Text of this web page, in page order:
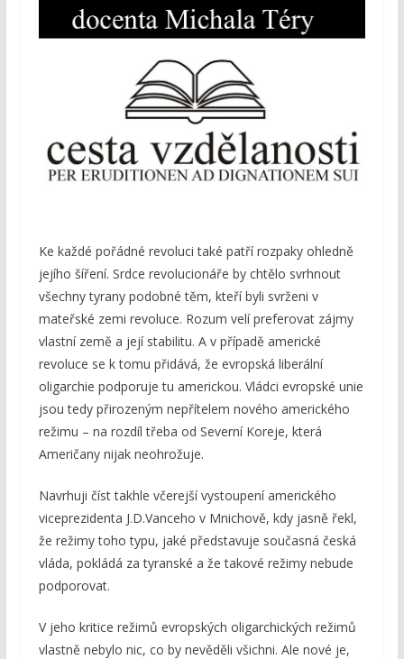
Ke každé pořádné revoluci také patří rozpaky ohledně
jejího šíření. Srdce revolucionáře by chtělo svrhnout
všechny tyrany podobné těm, kteří byli svrženi v
mateřské zemi revoluce. Rozum velí preferovat zájmy
vlastní země a její stabilitu. A v případě americké
revoluce se k tomu přidává, že evropská liberální
oligarchie podporuje tu americkou. Vládci evropské unie
jsou tedy přirozeným nepřítelem nového amerického
režimu – na rozdíl třeba od Severní Koreje, která
Američany nijak neohrožuje.
Navrhuji číst takhle včerejší vystoupení amerického
viceprezidenta J.D.Vanceho v Mnichově, kdy jasně řekl,
že režimy toho typu, jaké představuje současná česká
vláda, pokládá za tyranské a že takové režimy nebude
podporovat.
V jeho kritice režimů evropských oligarchických režimů
vlastně nebylo nic, co by nevěděli všichni. Ale nové je,